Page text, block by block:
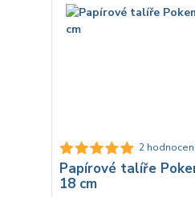
2
Papírové talíře
18 cm